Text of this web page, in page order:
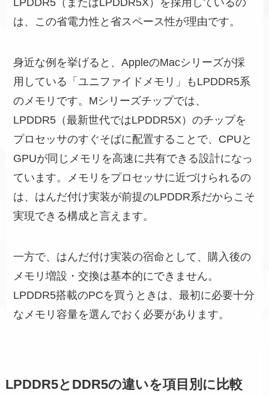
LPDDR5（またはLPDDR5X）を採用しているの
は、この省電力性と省スペース性が理由です。
身近な例を挙げると、AppleのMacシリーズが採
用している「ユニファイドメモリ」もLPDDR5系
のメモリです。Mシリーズチップでは、
LPDDR5（最新世代ではLPDDR5X）のチップを
プロセッサのすぐそばに配置することで、CPUと
GPUが同じメモリを高速に共有できる設計になっ
ています。メモリをプロセッサに近づけられるの
は、はんだ付け実装が前提のLPDDR系だからこそ
実現できる構成と言えます。
一方で、はんだ付け実装の宿命として、購入後の
メモリ増設・交換は基本的にできません。
LPDDR5搭載のPCを買うときは、最初に必要十分
なメモリ容量を選んでおく必要があります。
LPDDR5とDDR5の違いを項目別に比較